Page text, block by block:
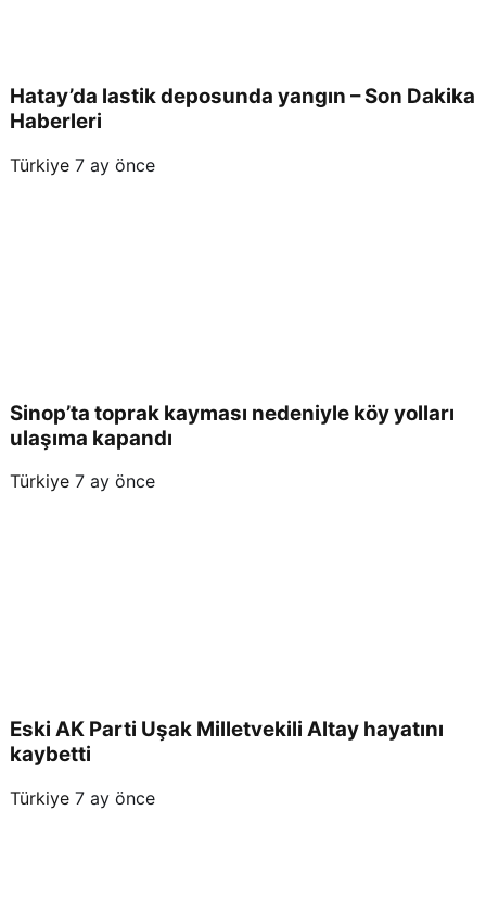
Hatay’da lastik deposunda yangın – Son Dakika
Haberleri
Türkiye 7 ay önce
Sinop’ta toprak kayması nedeniyle köy yolları
ulaşıma kapandı
Türkiye 7 ay önce
Eski AK Parti Uşak Milletvekili Altay hayatını
kaybetti
Türkiye 7 ay önce